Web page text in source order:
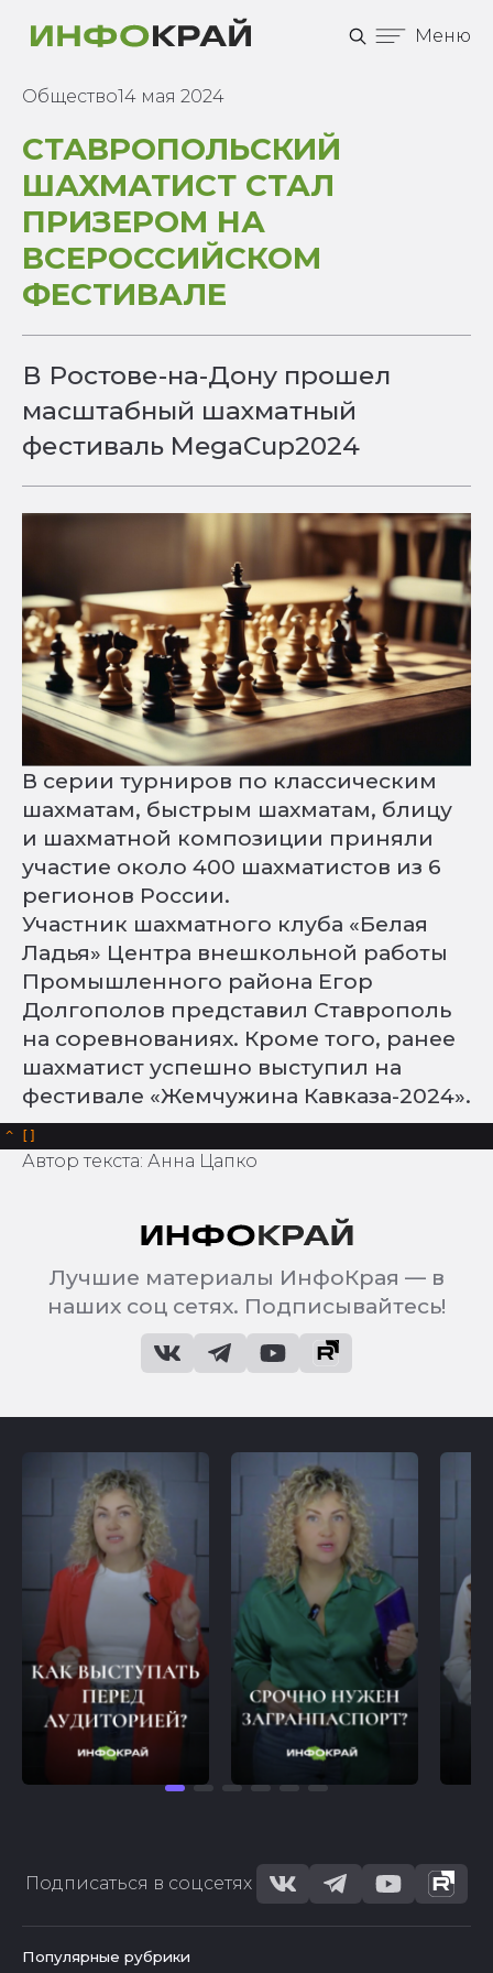
Меню
Общество14 мая 2024
СТАВРОПОЛЬСКИЙ
ШАХМАТИСТ СТАЛ
ПРИЗЕРОМ НА
ВСЕРОССИЙСКОМ
ФЕСТИВАЛЕ
В Ростове-на-Дону прошел
масштабный шахматный
фестиваль MegaCup2024
В серии турниров по классическим
шахматам, быстрым шахматам, блицу
и шахматной композиции приняли
участие около 400 шахматистов из 6
регионов России.
Участник шахматного клуба «Белая
Ладья» Центра внешкольной работы
Промышленного района Егор
Долгополов представил Ставрополь
на соревнованиях. Кроме того, ранее
шахматист успешно выступил на
фестивале «Жемчужина Кавказа-2024».
^
Автор текста: Анна Цапко
Лучшие материалы ИнфоКрая — в
наших соц сетях. Подписывайтесь!
Подписаться в соцсетях
Популярные рубрики